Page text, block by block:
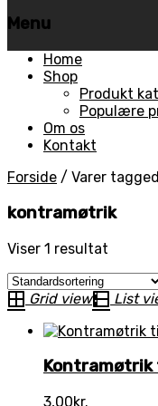
Menu
Skip
Home
Shop
Produkt
Populære
Om os
Kontakt
Forside / Varer
kontramøtrik
Viser 1 resultat
Grid view List
3,00kr.